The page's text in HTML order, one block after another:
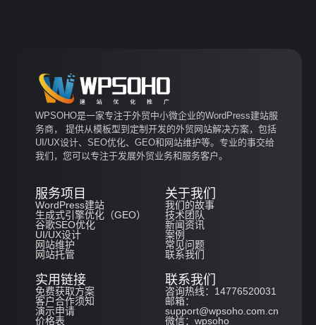
WPSOHO是一家专注于外贸中小微企业的WordPress建站服
务商， 提供从模板型到定制开发的外贸网站解决方案，包括
UI/UX设计、SEO优化、GEO和网站维护等。专业的事交给
我们，您可以专注于发展外贸业务和服务客户。
服务项目
WordPress建站
生成式引擎优化（GEO）
谷歌SEO优化
UI/UX设计
网站维护
网站托管
关于我们
我们的故事
技术团队
新闻资讯
案例
常见问题
联系我们
实用链接
免费获取方案
客户合作须知
演示申请
价格表
联系我们
咨询热线：14776520031
邮箱：
support@wpsoho.com.cn
微信：wpsoho